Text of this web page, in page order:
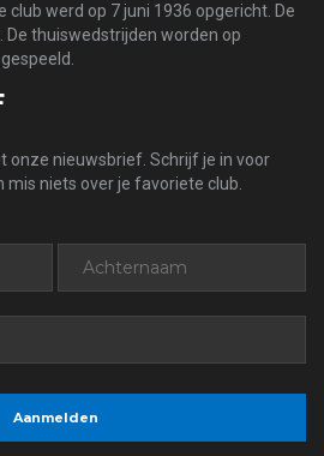
club werd op 7 juni 1936 opgericht. De
thuiswedstrijden worden op
onze nieuwsbrief. Schrijf je in voor
niets over je favoriete club.